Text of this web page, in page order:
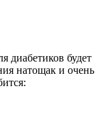
диабетиков будет
натощак и очень